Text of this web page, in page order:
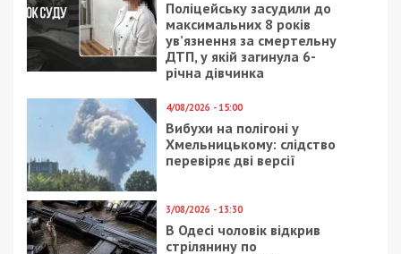
Поліцейську засудили до
максимальних 8 років
ув’язнення за смертельну
ДТП, у якій загинула 6-
річна дівчинка
4/08/2026 - 15:00
Вибухи на полігоні у
Хмельницькому: слідство
перевіряє дві версії
3/08/2026 - 13:30
В Одесі чоловік відкрив
стрілянину по